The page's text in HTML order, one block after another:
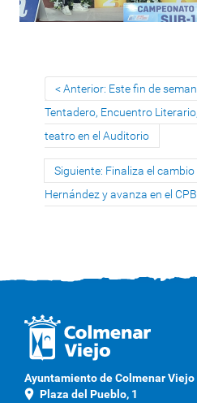
Anterior: Este fin de
Tentadero, Encuentro
teatro en el Auditorio
Siguiente: Finaliza el
Hernández y avanza en el
Ayuntamiento de Colmenar Viejo
location_on Plaza del Pueblo, 1